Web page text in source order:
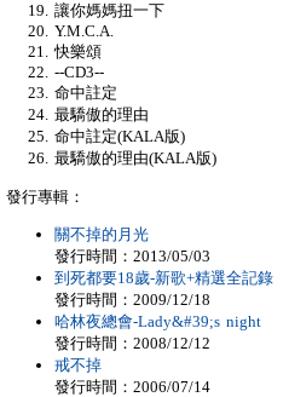
讓你媽媽扭一下
Y.M.C.A.
快樂頌
--CD3--
命中註定
最驕傲的理由
命中註定(KALA版)
最驕傲的理由(KALA版)
發行專輯：
關不掉的月光
發行時間：2013/05/03
到死都要18歲-新歌+精選全記錄
發行時間：2009/12/18
哈林夜總會-Lady&#39;s night
發行時間：2008/12/12
戒不掉
發行時間：2006/07/14